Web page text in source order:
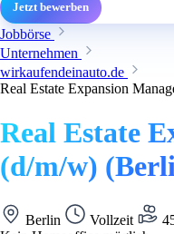
Jetzt bewerben
Jobbörse
Unternehmen
wirkaufendeinauto.de
Real Estate Expansion
Real Estate
(d/m/w)
Berlin Vollzeit